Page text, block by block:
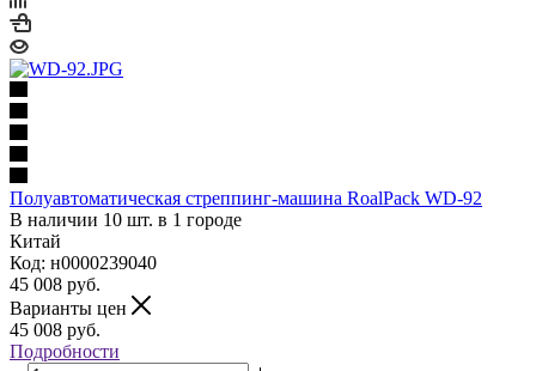
Полуавтоматическая стреппинг-машина RoalPack WD-92
В наличии 10 шт. в 1 городе
Китай
Код: н0000239040
45 008 руб.
Варианты цен
45 008 руб.
Подробности